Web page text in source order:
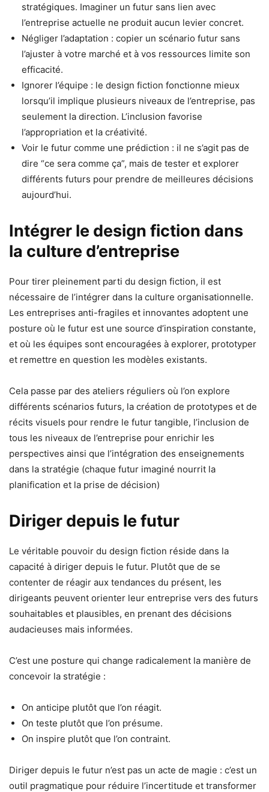
stratégiques. Imaginer un futur sans lien avec
l’entreprise actuelle ne produit aucun levier concret.
Négliger l’adaptation : copier un scénario futur sans
l’ajuster à votre marché et à vos ressources limite son
efficacité.
Ignorer l’équipe : le design fiction fonctionne mieux
lorsqu’il implique plusieurs niveaux de l’entreprise, pas
seulement la direction. L’inclusion favorise
l’appropriation et la créativité.
Voir le futur comme une prédiction : il ne s’agit pas de
dire “ce sera comme ça”, mais de tester et explorer
différents futurs pour prendre de meilleures décisions
aujourd’hui.
Intégrer le design fiction dans
la culture d’entreprise
Pour tirer pleinement parti du design fiction, il est
nécessaire de l’intégrer dans la culture organisationnelle.
Les entreprises anti-fragiles et innovantes adoptent une
posture où le futur est une source d’inspiration constante,
et où les équipes sont encouragées à explorer, prototyper
et remettre en question les modèles existants.
Cela passe par des ateliers réguliers où l’on explore
différents scénarios futurs, la création de prototypes et de
récits visuels pour rendre le futur tangible, l’inclusion de
tous les niveaux de l’entreprise pour enrichir les
perspectives ainsi que l’intégration des enseignements
dans la stratégie (chaque futur imaginé nourrit la
planification et la prise de décision)
Diriger depuis le futur
Le véritable pouvoir du design fiction réside dans la
capacité à diriger depuis le futur. Plutôt que de se
contenter de réagir aux tendances du présent, les
dirigeants peuvent orienter leur entreprise vers des futurs
souhaitables et plausibles, en prenant des décisions
audacieuses mais informées.
C’est une posture qui change radicalement la manière de
concevoir la stratégie :
On anticipe plutôt que l’on réagit.
On teste plutôt que l’on présume.
On inspire plutôt que l’on contraint.
Diriger depuis le futur n’est pas un acte de magie : c’est un
outil pragmatique pour réduire l’incertitude et transformer